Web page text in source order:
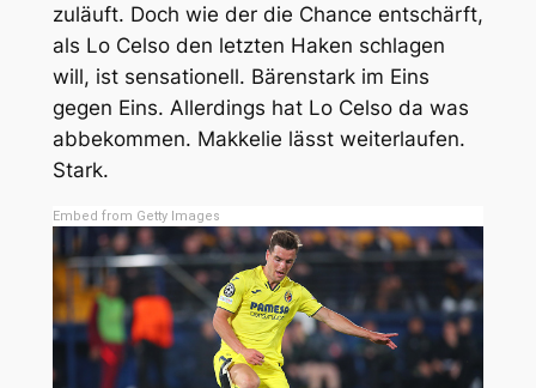
zuläuft. Doch wie der die Chance entschärft,
als Lo Celso den letzten Haken schlagen
will, ist sensationell. Bärenstark im Eins
gegen Eins. Allerdings hat Lo Celso da was
abbekommen. Makkelie lässt weiterlaufen.
Stark.
Embed from Getty Images